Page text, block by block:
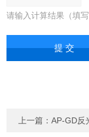
请输入计算结果（填
上一篇：AP-GD反